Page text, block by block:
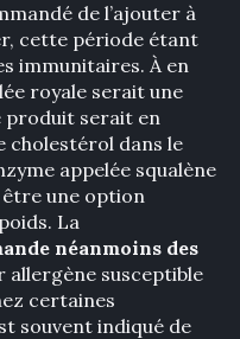
de l’ajouter à
cette période étant
immunitaires. À en
royale serait une
produit serait en
cholestérol dans le
appelée squalène
être une option
La
néanmoins des
allergène susceptible
certaines
souvent indiqué de